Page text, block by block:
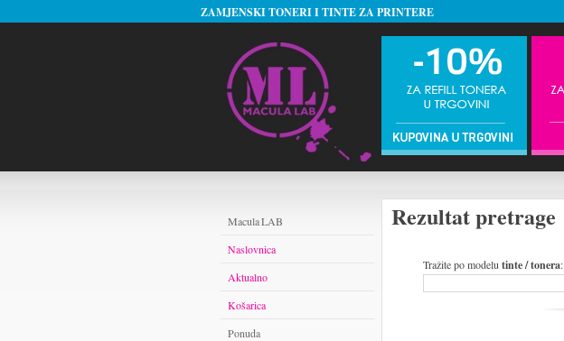
ZAMJENSKI TONERI I TINTE ZA PRINTERE
Rezultat pretrage
Tražite po modelu tinte / tonera:
Macula LAB
Naslovnica
Aktualno
Košarica
Ponuda